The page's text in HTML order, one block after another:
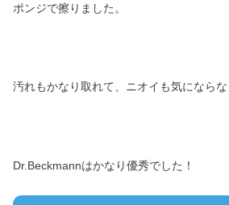
ポンジで擦りました。
汚れもかなり取れて、ニオイも気にならな
Dr.Beckmannはかなり優秀でした！